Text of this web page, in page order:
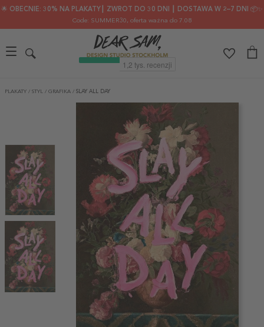
🌟 OBECNIE: 30% NA PLAKATY┃ ZWROT DO 30 DNI ┃ DOSTAWA W 2–7 DNI 📦✨
Code: SUMMER30, oferta ważna do 7.08
PLAKATY / STYL / GRAFIKA / SLAY ALL DAY